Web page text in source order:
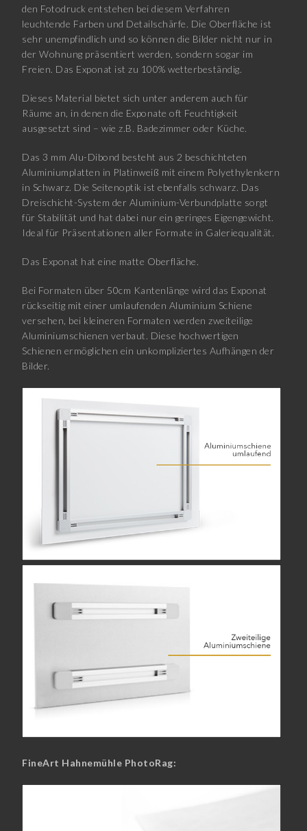
den Fotodruck entstehen bei diesem Verfahren
leuchtende Farben und Detailschärfe. Die Oberfläche ist
sehr unempfindlich und so können die Bilder nicht nur in
der Wohnung präsentiert werden, sondern sogar im
Freien. Das Exponat ist zu 100% wetterbeständig.
Dieses Material bietet sich unter anderem auch für
Räume an, in denen die Exponate oft Feuchtigkeit
ausgesetzt sind – wie z.B. Badezimmer oder Küche.
Das 3 mm Alu-Dibond besteht aus 2 beschichteten
Aluminiumplatten in Platinweiß mit einem Polyethylenkern
in Schwarz. Die Seitenoptik ist ebenfalls schwarz. Das
Dreischicht-System der Aluminium-Verbundplatte sorgt
für Stabilität und hat dabei nur ein geringes Eigengewicht.
Ideal für Präsentationen aller Formate in Galeriequalität.
Das Exponat hat eine matte Oberfläche.
Bei Formaten über 50cm Kantenlänge wird das Exponat
rückseitig mit einer umlaufenden Aluminium Schiene
versehen, bei kleineren Formaten werden zweiteilige
Aluminiumschienen verbaut. Diese hochwertigen
Schienen ermöglichen ein unkompliziertes Aufhängen der
Bilder.
FineArt Hahnemühle PhotoRag: